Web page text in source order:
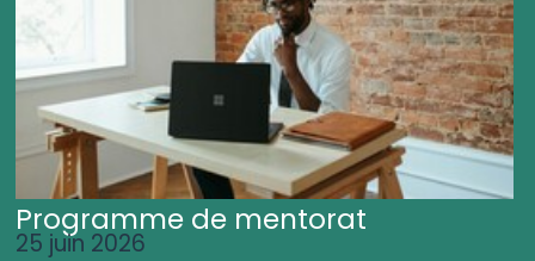
Programme de mentorat
25 juin 2026